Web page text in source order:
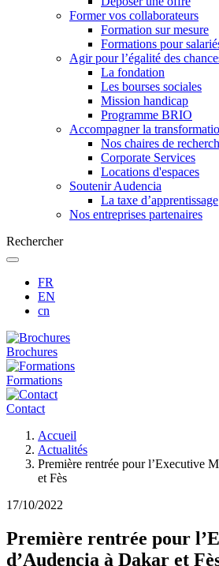
Former vos collaborateurs
Formation sur mesure
Formations pour
Agir pour l’égalité des
La fondation
Les bourses sociales
Mission handicap
Programme BRIO
Accompagner la
Nos chaires de
Corporate Services
Locations d'espaces
Soutenir Audencia
La taxe d’apprentissage
Nos entreprises partenaires
Rechercher
FR
EN
cn
Brochures
Formations
Contact
d'Ariane
Accueil
Actualités
Première rentrée pour l’Executive
et Fès
17/10/2022
Première rentrée pour
d’Audencia à Dakar et